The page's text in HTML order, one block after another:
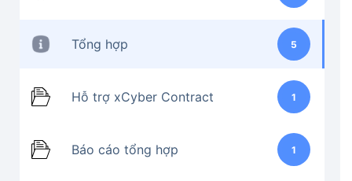
Tổng hợp 5
Hỗ trợ xCyber Contract 1
Báo cáo tổng hợp 1